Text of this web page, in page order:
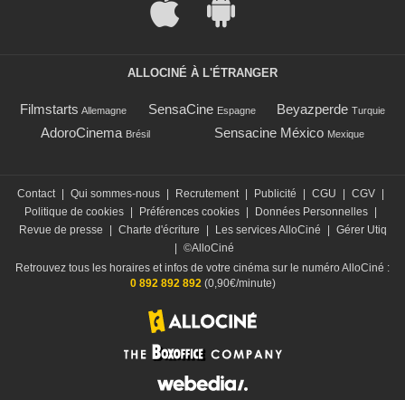
ALLOCINÉ À L'ÉTRANGER
Filmstarts Allemagne SensaCine Espagne Beyazperde Turquie
AdoroCinema Brésil Sensacine México Mexique
Contact Qui sommes-nous Recrutement Publicité CGU CGV
Politique de cookies
Préférences cookies Données Personnelles
Revue de presse
Charte d'écriture Les services AlloCiné
Gérer Utiq
©AlloCiné
Retrouvez tous les horaires et infos de votre cinéma sur le numéro AlloCiné :
0 892 892 892(0,90€/minute)